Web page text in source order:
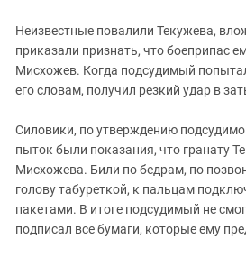
Неизвестные повалили Текужева,
приказали признать, что боеприпас
Мисхожев. Когда подсудимый
его словам, получил резкий удар в
Силовики, по утверждению
пыток были показания, что гранату
Мисхожева. Били по бедрам, по
голову табуреткой, к пальцам
пакетами. В итоге подсудимый не
подписал все бумаги, которые ему